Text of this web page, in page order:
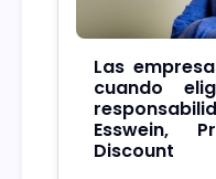
Las
cuando
Esswein,
Discount